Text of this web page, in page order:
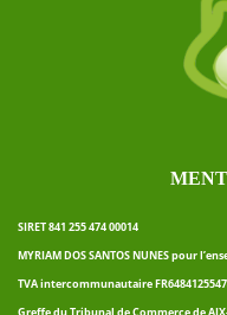
SIRET 841 255 474 00014
MYRIAM DOS SANTOS NUNES pour
TVA intercommunautaire
Greffe du Tribunal de Commerce de AIX-